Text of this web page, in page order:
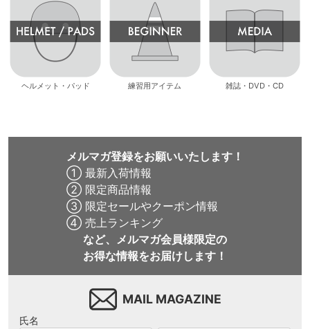
ヘルメット・パッド 練習用アイテム 雑誌・DVD・CD
メルマガ登録をお願いいたします！
① 最新入荷情報
② 限定商品情報
③ 限定セールやクーポン情報
④ 売上ランキング
など、メルマガ会員様限定の
お得な情報をお届けします！
MAIL MAGAZINE
氏名